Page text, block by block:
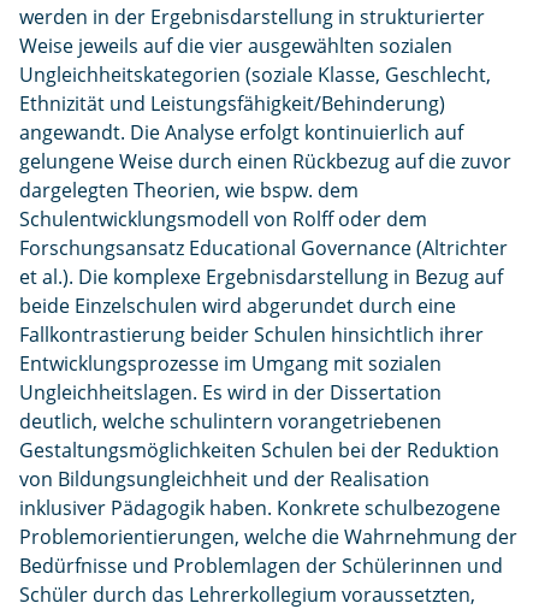
werden in der Ergebnisdarstellung in strukturierter
Weise jeweils auf die vier ausgewählten sozialen
Ungleichheitskategorien (soziale Klasse, Geschlecht,
Ethnizität und Leistungsfähigkeit/Behinderung)
angewandt. Die Analyse erfolgt kontinuierlich auf
gelungene Weise durch einen Rückbezug auf die zuvor
dargelegten Theorien, wie bspw. dem
Schulentwicklungsmodell von Rolff oder dem
Forschungsansatz Educational Governance (Altrichter
et al.). Die komplexe Ergebnisdarstellung in Bezug auf
beide Einzelschulen wird abgerundet durch eine
Fallkontrastierung beider Schulen hinsichtlich ihrer
Entwicklungsprozesse im Umgang mit sozialen
Ungleichheitslagen. Es wird in der Dissertation
deutlich, welche schulintern vorangetriebenen
Gestaltungsmöglichkeiten Schulen bei der Reduktion
von Bildungsungleichheit und der Realisation
inklusiver Pädagogik haben. Konkrete schulbezogene
Problemorientierungen, welche die Wahrnehmung der
Bedürfnisse und Problemlagen der Schülerinnen und
Schüler durch das Lehrerkollegium voraussetzten,